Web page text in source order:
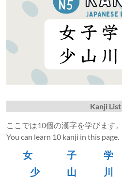
Kanji
ここでは10個の漢字を学びます。
You can learn 10 kanji in this page.
女 子 学
少
山 川